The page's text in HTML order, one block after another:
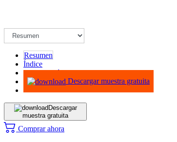
Resumen
Índice
Metodología
Descargar muestra gratuita
Descargar
muestra gratuita
Comprar ahora